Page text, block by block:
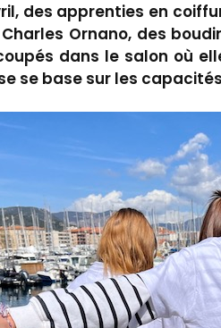
des apprenties en
Ornano, des
dans le salon où
se base sur les